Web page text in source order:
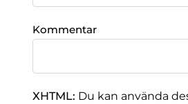
Kommentar
XHTML: Du kan använda